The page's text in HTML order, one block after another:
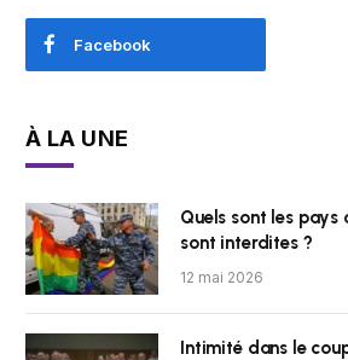
Facebook
À LA UNE
Quels sont les pays
sont interdites ?
12 mai 2026
Intimité dans le